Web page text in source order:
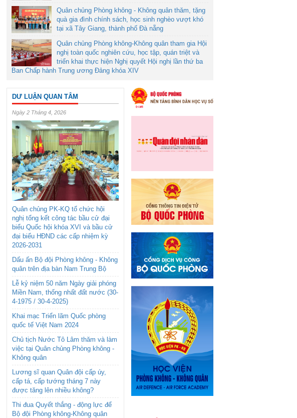
Quân chủng Phòng không - Không quân thăm, tặng
quà gia đình chính sách, học sinh nghèo vượt khó
tại xã Tây Giang, thành phố Đà nẵng
Quân chủng Phòng không-Không quân tham gia Hội
nghị toàn quốc nghiên cứu, học tập, quán triệt và
triển khai thực hiện Nghị quyết Hội nghị lần thứ ba
Ban Chấp hành Trung ương Đảng khóa XIV
DƯ LUẬN QUAN TÂM
Ngày 2 Tháng 4, 2026
Quân chủng PK-KQ tổ chức hội
nghị tổng kết công tác bầu cử đại
biểu Quốc hội khóa XVI và bầu cử
đại biểu HĐND các cấp nhiệm kỳ
2026-2031
Dấu ấn Bộ đội Phòng không - Không
quân trên địa bàn Nam Trung Bộ
Lễ kỷ niệm 50 năm Ngày giải phóng
Miền Nam, thống nhất đất nước (30-
4-1975 / 30-4-2025)
Khai mạc Triển lãm Quốc phòng
quốc tế Việt Nam 2024
Chủ tịch Nước Tô Lâm thăm và làm
việc tại Quân chủng Phòng không -
Không quân
Lương sĩ quan Quân đội cấp úy,
cấp tá, cấp tướng tháng 7 này
được tăng lên nhiều không?
Thi đua Quyết thắng - động lực để
Bộ đội Phòng không-Không quân